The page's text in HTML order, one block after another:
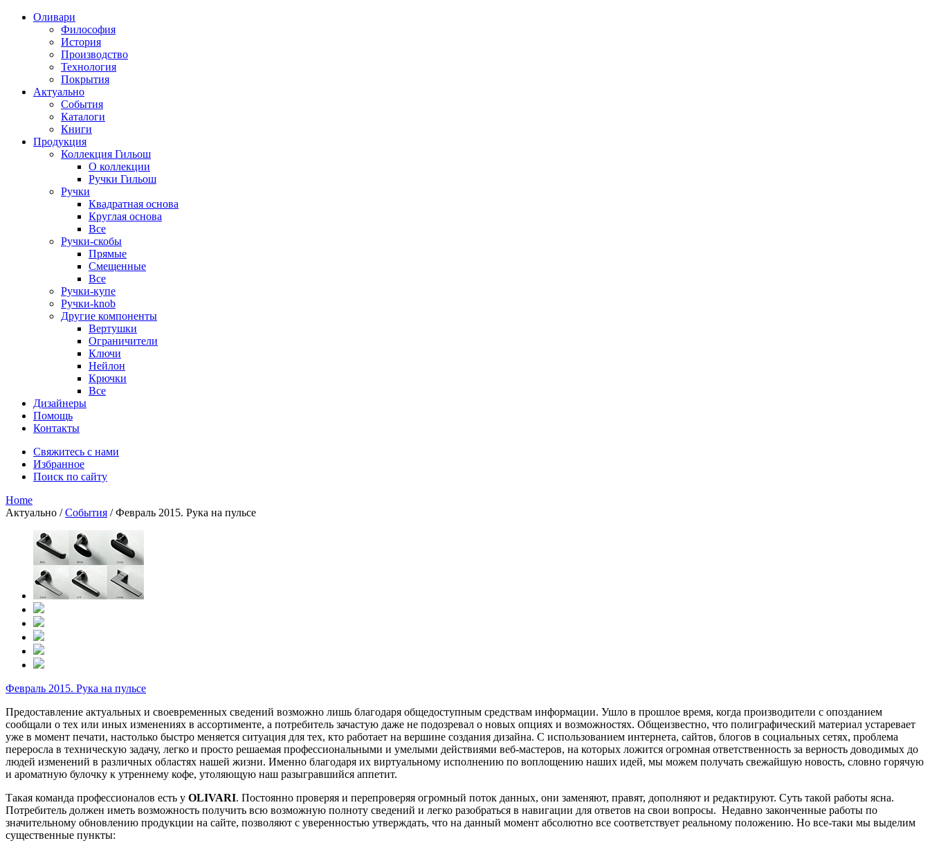
Оливари
Философия
История
Производство
Технология
Покрытия
Актуально
События
Каталоги
Книги
Продукция
Коллекция Гильош
О коллекции
Ручки Гильош
Ручки
Квадратная основа
Круглая основа
Все
Ручки-скобы
Прямые
Смещенные
Все
Ручки-купе
Ручки-knob
Другие компоненты
Вертушки
Ограничители
Ключи
Нейлон
Крючки
Все
Дизайнеры
Помощь
Контакты
Свяжитесь с нами
Избранное
Поиск по сайту
Home
Актуально /События /Февраль 2015. Рука на пульсе
Февраль 2015. Рука на пульсе
Предоставление актуальных и своевременных сведений возможно лишь благодаря общедоступным средствам информации. Ушло в прошлое время, когда производители с опозданием
сообщали о тех или иных изменениях в ассортименте, а потребитель зачастую даже не подозревал о новых опциях и возможностях. Общеизвестно, что полиграфический материал устаревает
уже в момент печати, настолько быстро меняется ситуация для тех, кто работает на вершине создания дизайна. С использованием интернета, сайтов, блогов в социальных сетях, проблема
переросла в техническую задачу, легко и просто решаемая профессиональными и умелыми действиями веб-мастеров, на которых ложится огромная ответственность за верность доводимых до
людей изменений в различных областях нашей жизни. Именно благодаря их виртуальному исполнению по воплощению наших идей, мы можем получать свежайшую новость, словно горячую
и ароматную булочку к утреннему кофе, утоляющую наш разыгравшийся аппетит.
Такая команда профессионалов есть у OLIVARI. Постоянно проверяя и перепроверяя огромный поток данных, они заменяют, правят, дополняют и редактируют. Суть такой работы ясна.
Потребитель должен иметь возможность получить всю возможную полноту сведений и легко разобраться в навигации для ответов на свои вопросы. Недавно законченные работы по
значительному обновлению продукции на сайте, позволяют с уверенностью утверждать, что на данный момент абсолютно все соответствует реальному положению. Но все-таки мы выделим
существенные пункты: